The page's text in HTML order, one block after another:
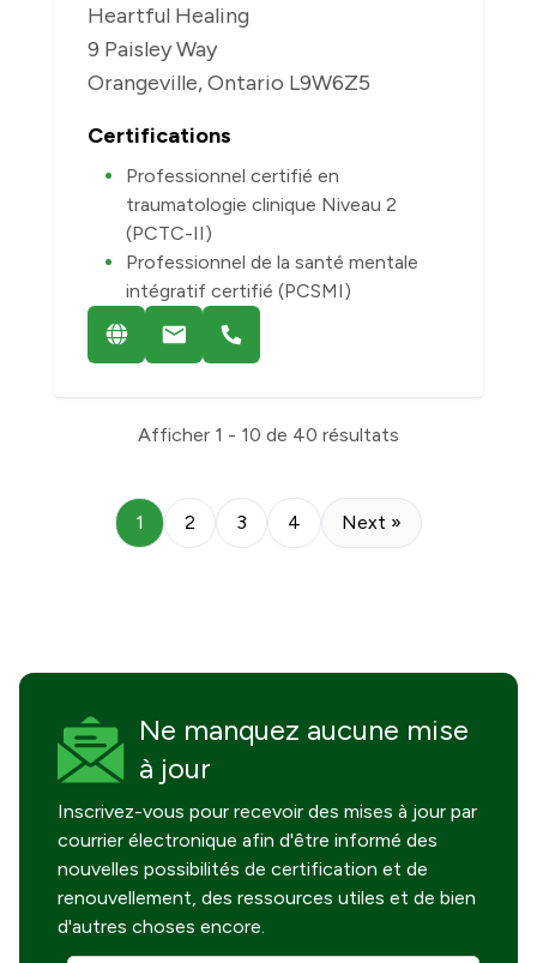
Heartful Healing
9 Paisley Way
Orangeville, Ontario L9W6Z5
Certifications
Professionnel certifié en
traumatologie clinique Niveau 2
(PCTC-II)
Professionnel de la santé mentale
intégratif certifié (PCSMI)
Afficher 1 - 10 de 40 résultats
1 2 3 4 Next »
Ne manquez aucune mise
à jour
Inscrivez-vous pour recevoir des mises à jour par
courrier électronique afin d'être informé des
nouvelles possibilités de certification et de
renouvellement, des ressources utiles et de bien
d'autres choses encore.